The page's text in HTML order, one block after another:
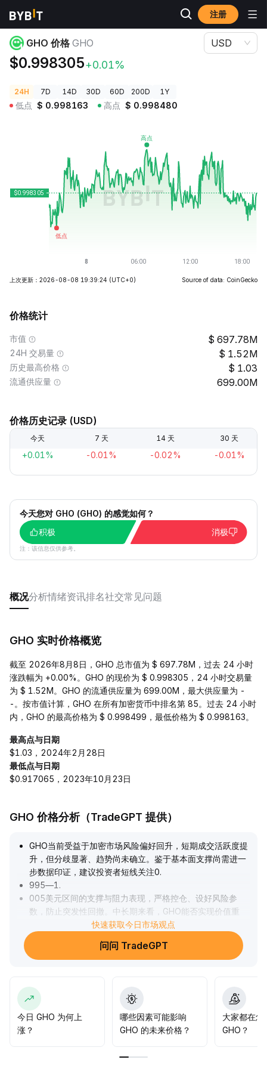
注册
加密货币价格
GHO 价格 GHO
$0.998305+0.01%
USD
24H 7D 14D 30D 60D 200D 1Y
低点 $ 0.998163 高点 $ 0.998480
上次更新：2026-08-08 19:39:24 (UTC+0) Source of data: CoinGecko
价格统计
市值 697.78M
24H 交易量 1.52M
历史最高价格 1.03
流通供应量 699.00M
价格历史记录 (USD)
今天 7 天 14 天 30 天
+0.01% -0.01% -0.02% -0.01%
今天您对 GHO (GHO) 的感觉如何？
积极
消极
注：该信息仅供参考。
概况分析情绪资讯排名社交常见问题
GHO 实时价格概览
截至 2026年8月8日，GHO 总市值为 $ 697.78M，过去 24 小时
涨跌幅为 +0.00%。GHO 的现价为 $ 0.998305，24 小时交易量
为 $ 1.52M。GHO 的流通供应量为 699.00M，最大供应量为 -
-。按市值计算，GHO 在所有加密货币中排名第 85。过去 24 小时
内，GHO 的最高价格为 $ 0.998499，最低价格为 $ 0.998163。
最高点与日期
$1.03，2024年2月28日
最低点与日期
$0.917065，2023年10月23日
GHO 价格分析（TradeGPT 提供）
GHO当前受益于加密市场风险偏好回升，短期成交活跃度提
升，但分歧显著、趋势尚未确立。鉴于基本面支撑尚需进一
步数据印证，建议投资者短线关注0.
995—1 .
005美元区间的支撑与阻力表现，严格控仓、设好风险参
数，防止突发性回撤。中长期来看，GHO能否实现价值重
估，仍取决于其借贷生态渗透率与治理透明度的持续优化，
需动态跟踪协议应用与资金流向数据。
快速获取今日市场观点
问问 TradeGPT
今日 GHO 为何上
涨？
哪些因素可能影响
GHO 的未来价格？
大家都在怎
GHO？